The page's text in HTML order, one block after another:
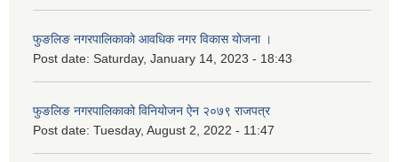
फुङलिङ नगरपालिकाको आवधिक नगर विकास योजना ।
Post date: Saturday, January 14, 2023 - 18:43
फुङलिङ नगरपालिकाको विनियोजन ऐन २०७९ राजपत्र
Post date: Tuesday, August 2, 2022 - 11:47